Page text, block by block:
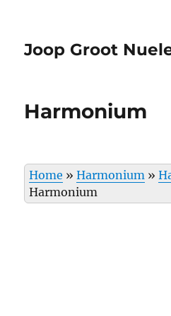
Joop Groot
Harmonium
Home »Harmonium »
Harmonium